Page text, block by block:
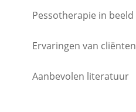
Pessotherapie in beeld
Ervaringen van cliënten
Aanbevolen literatuur